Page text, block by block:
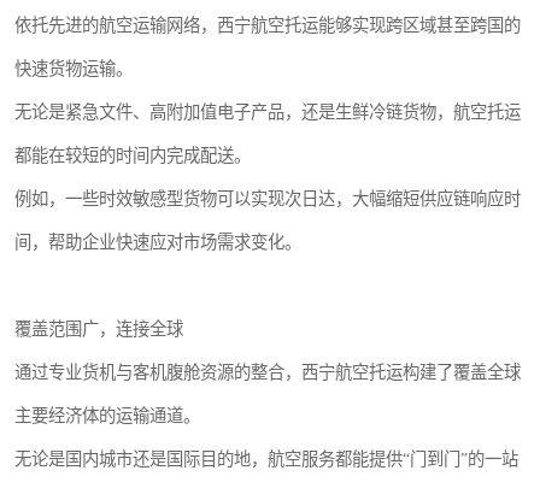
依托先进的航空运输网络，西宁航空托运能够实现跨区域甚至跨国的
快速货物运输。
无论是紧急文件、高附加值电子产品，还是生鲜冷链货物，航空托运
都能在较短的时间内完成配送。
例如，一些时效敏感型货物可以实现次日达，大幅缩短供应链响应时
间，帮助企业快速应对市场需求变化。
覆盖范围广，连接全球
通过专业货机与客机腹舱资源的整合，西宁航空托运构建了覆盖全球
主要经济体的运输通道。
无论是国内城市还是国际目的地，航空服务都能提供“门到门”的一站